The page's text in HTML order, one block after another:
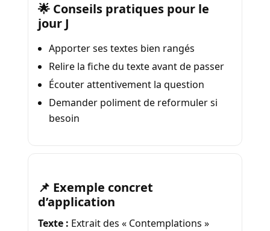
🌟 Conseils pratiques pour le
jour J
Apporter ses textes bien rangés
Relire la fiche du texte avant de passer
Écouter attentivement la question
Demander poliment de reformuler si
besoin
📌 Exemple concret
d’application
Texte : Extrait des « Contemplations »